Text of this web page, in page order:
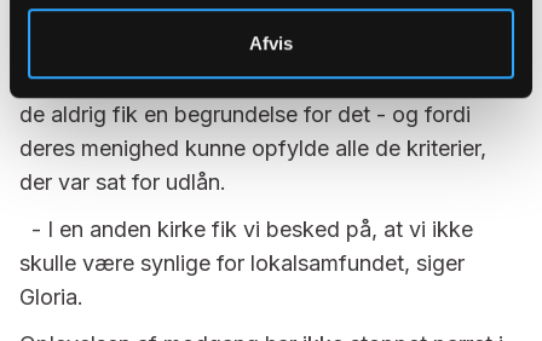
Afvis
forsøgt at leje sig ind i flere kirkerum i folkekirken,
men det har ikke kunnet lade sig gøre. Gloria
opfatter ét afslag som en våd klud i ansigtet, da
de aldrig fik en begrundelse for det - og fordi
deres menighed kunne opfylde alle de kriterier,
der var sat for udlån.
- I en anden kirke fik vi besked på, at vi ikke
skulle være synlige for lokalsamfundet, siger
Gloria.